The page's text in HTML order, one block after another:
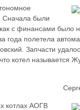
Сначала были
с финансами было
года полетела
Запчасти
котел называется
котлах АОГВ